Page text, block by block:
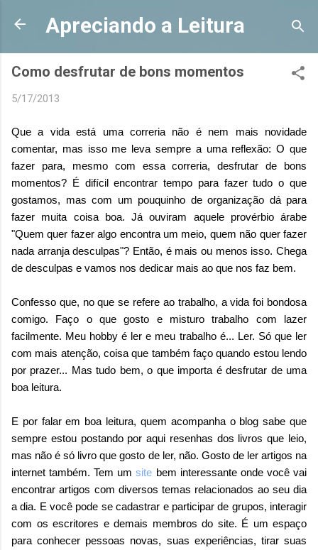
Pular para o conteúdo principal
Apreciando a Leitura
Como desfrutar de bons momentos
5/17/2013
Que a vida está uma correria não é nem mais novidade
comentar, mas isso me leva sempre a uma reflexão: O que
fazer para, mesmo com essa correria, desfrutar de bons
momentos? É difícil encontrar tempo para fazer tudo o que
gostamos, mas com um pouquinho de organização dá para
fazer muita coisa boa. Já ouviram aquele provérbio árabe
"Quem quer fazer algo encontra um meio, quem não quer fazer
nada arranja desculpas"? Então, é mais ou menos isso. Chega
de desculpas e vamos nos dedicar mais ao que nos faz bem.
Confesso que, no que se refere ao trabalho, a vida foi bondosa
comigo. Faço o que gosto e misturo trabalho com lazer
facilmente. Meu hobby é ler e meu trabalho é... Ler. Só que ler
com mais atenção, coisa que também faço quando estou lendo
por prazer... Mas tudo bem, o que importa é desfrutar de uma
boa leitura.
E por falar em boa leitura, quem acompanha o blog sabe que
sempre estou postando por aqui resenhas dos livros que leio,
mas não é só livro que gosto de ler, não. Gosto de ler artigos na
internet também. Tem umsite bem interessante onde você vai
encontrar artigos com diversos temas relacionados ao seu dia
a dia. E você pode se cadastrar e participar de grupos, interagir
com os escritores e demais membros do site. É um espaço
para conhecer pessoas novas, suas experiências, tirar suas